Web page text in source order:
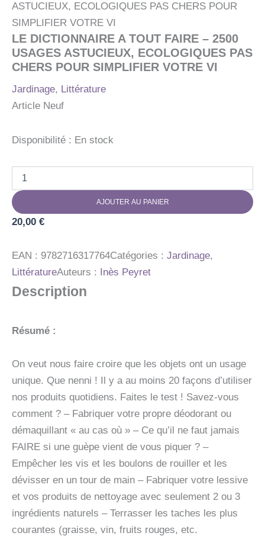
ASTUCIEUX, ECOLOGIQUES PAS CHERS POUR
SIMPLIFIER VOTRE VI
LE DICTIONNAIRE A TOUT FAIRE – 2500
USAGES ASTUCIEUX, ECOLOGIQUES PAS
CHERS POUR SIMPLIFIER VOTRE VI
Jardinage, Littérature
Article Neuf
Disponibilité : En stock
LE
DICTIONNAIRE
A
-
2500
USAGES
ASTUCIEUX,
ECOLOGIQUES
CHERS
POUR
VOTRE
AJOUTER AU PANIER
20,00 €
EAN : 9782716317764Catégories : Jardinage,
LittératureAuteurs : Inès Peyret
Description
Résumé :
On veut nous faire croire que les objets ont un usage
unique. Que nenni ! Il y a au moins 20 façons d’utiliser
nos produits quotidiens. Faites le test ! Savez-vous
comment ? – Fabriquer votre propre déodorant ou
démaquillant « au cas où » – Ce qu’il ne faut jamais
FAIRE si une guèpe vient de vous piquer ? –
Empêcher les vis et les boulons de rouiller et les
dévisser en un tour de main – Fabriquer votre lessive
et vos produits de nettoyage avec seulement 2 ou 3
ingrédients naturels – Terrasser les taches les plus
courantes (graisse, vin, fruits rouges, etc.